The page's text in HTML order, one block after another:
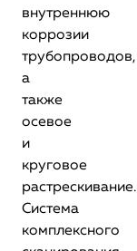
внутреннюю
коррозии
трубопроводов,
а
также
осевое
и
круговое
растрескивание.
Система
комплексного